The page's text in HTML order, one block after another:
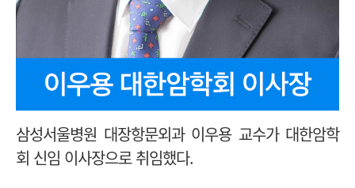
삼성서울병원 대장항문외과 이우용 교수가 대한암학
회 신임 이사장으로 취임했다.